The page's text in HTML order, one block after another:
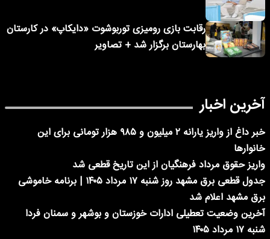
رقابت بازی رومیزی توربوشوت «دایکاپ» در کارستان
بهارستان برگزار شد + تصاویر
آخرین اخبار
خبر داغ از واریز یارانه ۲ میلیون و ۹۸۵ هزار تومانی برای این
خانوارها
واریز حقوق مرداد فرهنگیان از این تاریخ قطعی شد
جدول قطعی برق مشهد روز شنبه ۱۷ مرداد ۱۴۰۵ | برنامه خاموشی
برق مشهد اعلام شد
آخرین وضعیت تعطیلی ادارات خوزستان و بوشهر و سمنان فردا
شنبه ۱۷ مرداد ۱۴۰۵